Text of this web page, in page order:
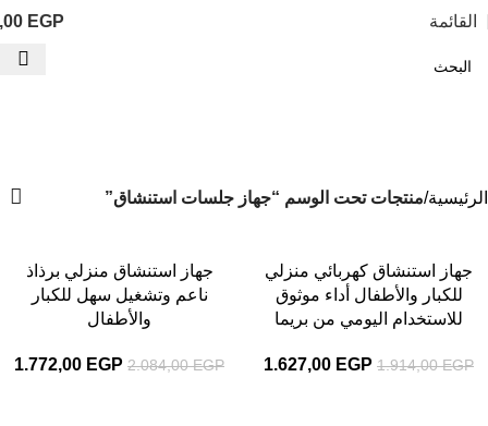
القائمة EGP
الرئيسية منتجات تحت الوسم “جهاز جلسات استنشاق”
جهاز استنشاق كهربائي منزلي
للكبار والأطفال أداء موثوق
للاستخدام اليومي من بريما
1.914,00EGP
1.627,00 EGP
جهاز استنشاق منزلي برذاذ
ناعم وتشغيل سهل للكبار
والأطفال
2.084,00EGP
1.772,00 EGP